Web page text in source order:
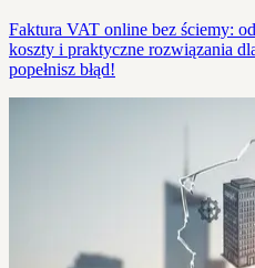
Faktura VAT online bez ściemy:
koszty i praktyczne rozwiązania
popełnisz błąd!